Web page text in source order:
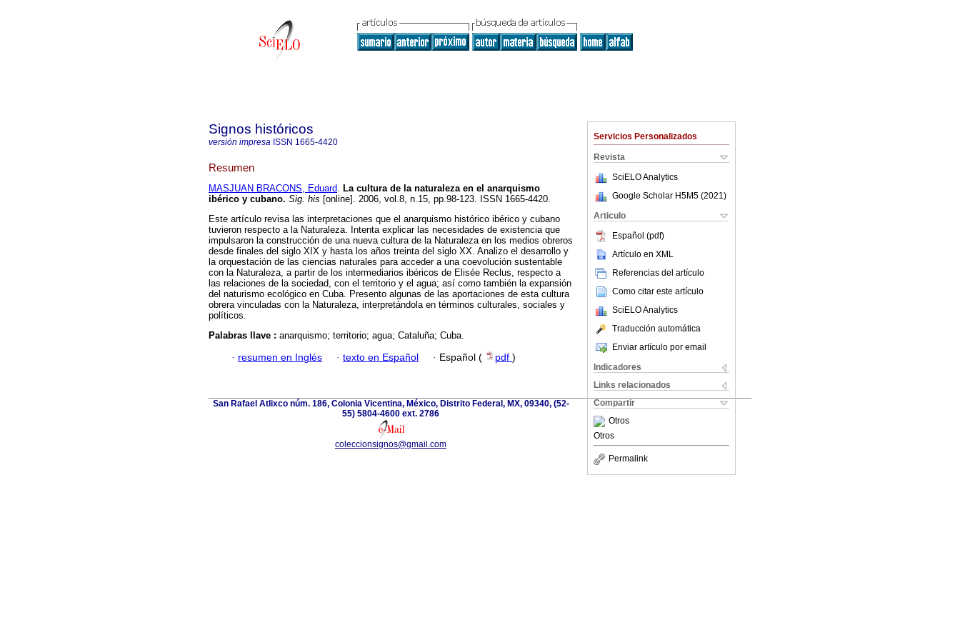
Servicios Personalizados
Revista
SciELO Analytics
Google Scholar H5M5 (2021 )
Articulo
Español (pdf)
Artículo en XML
Referencias del artículo
Como citar este artículo
SciELO Analytics
Traducción automática
Enviar artículo por email
Indicadores
Links relacionados
Compartir
Otros
Otros
Permalink
Signos históricos
versión impresa ISSN 1665-4420
Resumen
MASJUAN BRACONS, Eduard. La cultura de la naturaleza en el anarquismo
ibérico y cubano. Sig. his [online]. 2006, vol.8, n.15, pp.98-123. ISSN 1665-4420.
Este artículo revisa las interpretaciones que el anarquismo histórico ibérico y cubano
tuvieron respecto a la Naturaleza. Intenta explicar las necesidades de existencia que
impulsaron la construcción de una nueva cultura de la Naturaleza en los medios obreros
desde finales del siglo XIX y hasta los años treinta del siglo XX. Analizo el desarrollo y
la orquestación de las ciencias naturales para acceder a una coevolución sustentable
con la Naturaleza, a partir de los intermediarios ibéricos de Elisée Reclus, respecto a
las relaciones de la sociedad, con el territorio y el agua; así como también la expansión
del naturismo ecológico en Cuba. Presento algunas de las aportaciones de esta cultura
obrera vinculadas con la Naturaleza, interpretándola en términos culturales, sociales y
políticos.
Palabras llave : anarquismo; territorio; agua; Cataluña; Cuba.
· resumen en Inglés · texto en Español · Español ( pdf )
San Rafael Atlixco núm. 186, Colonia Vicentina, México, Distrito Federal, MX, 09340, (52-
55) 5804-4600 ext. 2786
coleccionsignos@gmail.com